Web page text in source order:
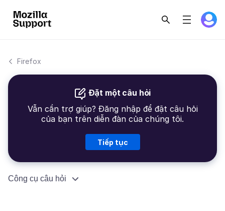
Firefox
Đặt một câu hỏi
Vẫn cần trợ giúp? Đăng nhập để đặt câu hỏi
của bạn trên diễn đàn của chúng tôi.
Tiếp tục
Công cụ câu hỏi